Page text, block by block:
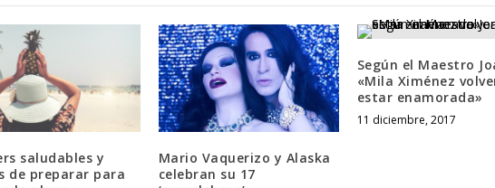
saludables y
de preparar para
Mario Vaquerizo y Alaska
celebran su 17
Según el Maestro
«Mila Ximénez
estar enamorada»
11 diciembre, 2017